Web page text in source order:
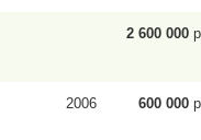
2 600 000
2006 600 000